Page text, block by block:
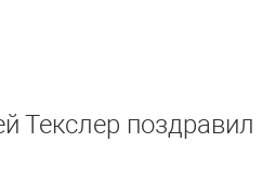
Текслер поздравил